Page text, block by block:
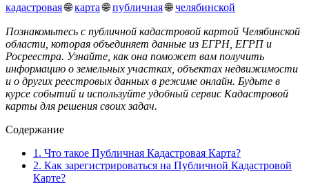
кадастровая🌐карта🌐публичная🌐челябинской
Познакомьтесь с публичной кадастровой картой Челябинской
области, которая объединяет данные из ЕГРН, ЕГРП и
Росреестра. Узнайте, как она поможет вам получить
информацию о земельных участках, объектах недвижимости
и о других реестровых данных в режиме онлайн. Будьте в
курсе событий и используйте удобный сервис Кадастровой
карты для решения своих задач.
Содержание
1. Что такое Публичная Кадастровая Карта?
2. Как зарегистрироваться на Публичной Кадастровой
Карте?